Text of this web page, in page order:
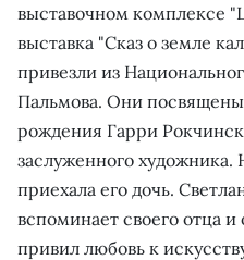
выставочном комплексе
выставка "Сказ о земле
привезли из
Пальмова. Они
рождения Гарри
заслуженного
приехала его дочь.
вспоминает своего отца
привил любовь к